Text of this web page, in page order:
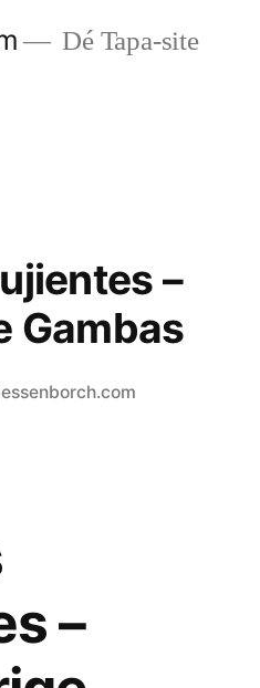
Dé Tapa-site
–
Gambas
–